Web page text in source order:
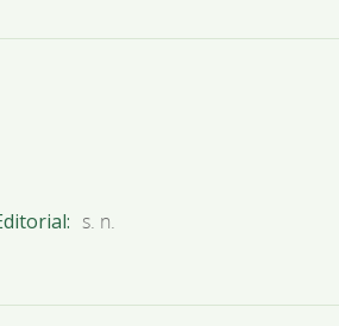
s. n.